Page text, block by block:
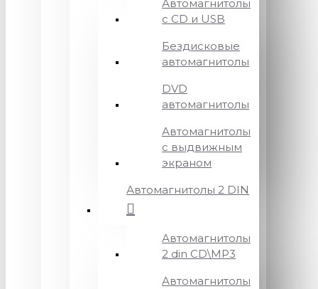
Автомагнитолы
с CD и USB
Бездисковые
автомагнитолы
DVD
автомагнитолы
Автомагнитолы
с выдвижным
экраном
Автомагнитолы 2 DIN
Автомагнитолы
2 din CD\MP3
Автомагнитолы